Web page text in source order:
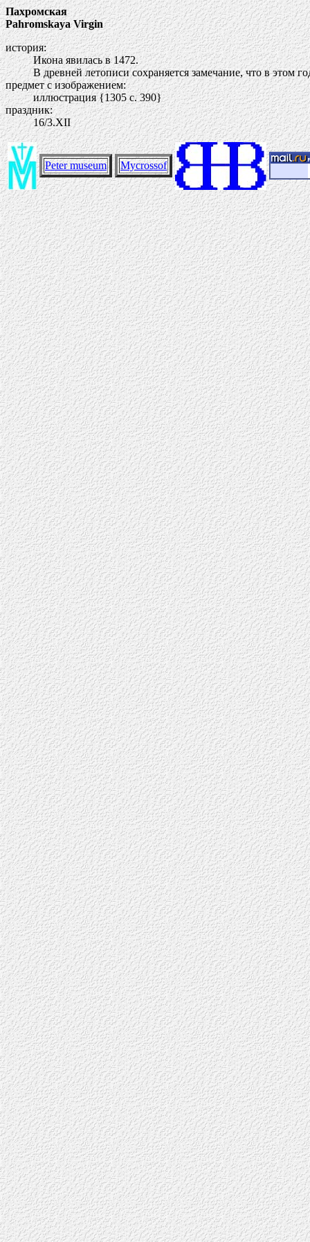
Пахромская
Pahromskaya Virgin
история:
Икона явилась в 1472.
В древней летописи сохраняется замечание, что в этом
предмет с изображением:
иллюстрация {1305 c. 390}
праздник:
16/3.ХII
Peter museum Mycrossof